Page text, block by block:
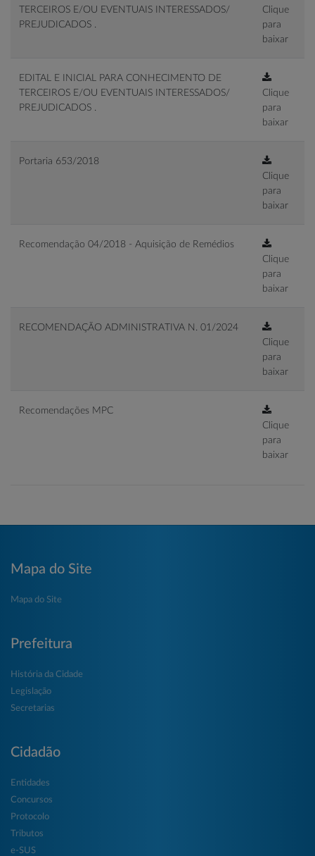
TERCEIROS E/OU EVENTUAIS INTERESSADOS/
PREJUDICADOS .
Clique
para
baixar
EDITAL E INICIAL PARA CONHECIMENTO DE
TERCEIROS E/OU EVENTUAIS INTERESSADOS/
PREJUDICADOS .
Clique
para
baixar
Portaria 653/2018
Clique
para
baixar
Recomendação 04/2018 - Aquisição de Remédios
Clique
para
baixar
RECOMENDAÇÃO ADMINISTRATIVA N. 01/2024
Clique
para
baixar
Recomendações MPC
Clique
para
baixar
Mapa do Site
Mapa do Site
Prefeitura
História da Cidade
Legislação
Secretarias
Cidadão
Entidades
Concursos
Protocolo
Tributos
e-SUS